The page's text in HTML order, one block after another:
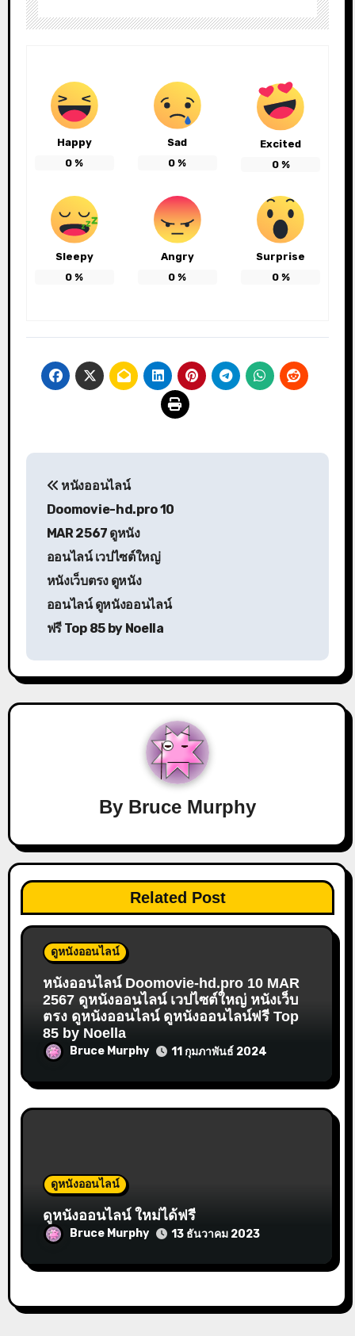
Happy
0 %
Sad
0 %
Excited
0%
Sleepy
0 %
Angry
0 %
Surprise
0%
เรื่อง
หนังออนไลน์
Doomovie-hd.pro 10
MAR 2567 ดูหนัง
ออนไลน์ เวปไซต์ใหญ่
หนังเว็บตรง ดูหนัง
ออนไลน์ ดูหนังออนไลน์
ฟรี Top 85 by Noella
By Bruce Murphy
Related Post
ดูหนังออนไลน์
หนังออนไลน์ Doomovie-hd.pro 10 MAR
2567 ดูหนังออนไลน์ เวปไซต์ใหญ่ หนังเว็บ
ตรง ดูหนังออนไลน์ ดูหนังออนไลน์ฟรี Top
85 by Noella
Bruce Murphy 11 กุมภาพันธ์ 2024
ดูหนังออนไลน์
ดูหนังออนไลน์ ใหม่ได้ฟรี
Bruce Murphy 13 ธันวาคม 2023